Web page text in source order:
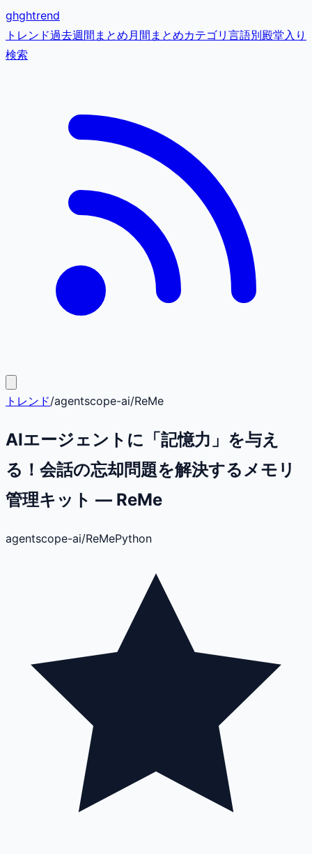
ghghtrend
トレンド過去週間まとめ月間まとめカテゴリ 言語別殿堂入り
検索
トレンド/agentscope-ai/ReMe
AIエージェントに「記憶力」を与え
る！会話の忘却問題を解決するメモリ
管理キット — ReMe
agentscope-ai/ReMePython